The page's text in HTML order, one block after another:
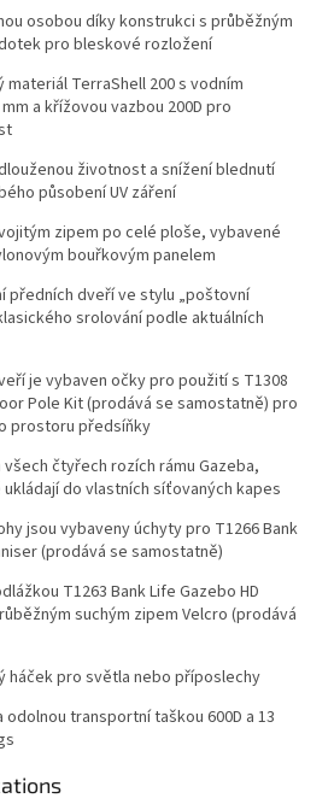
osobou díky konstrukci s průběžným
pro bleskové rozložení
TerraShell 200 s vodním
a křížovou vazbou 200D pro
životnost a snížení blednutí
působení UV záření
zipem po celé ploše, vybavené
bouřkovým panelem
předních dveří ve stylu „poštovní
srolování podle aktuálních
je vybaven očky pro použití s T1308
Pole Kit (prodává se samostatně) pro
prostoru předsíňky
všech čtyřech rozích rámu Gazeba,
do vlastních síťovaných kapes
jsou vybaveny úchyty pro T1266 Bank
(prodává se samostatně)
T1263 Bank Life Gazebo HD
suchým zipem Velcro (prodává
háček pro světla nebo příposlechy
odolnou transportní taškou 600D a 13